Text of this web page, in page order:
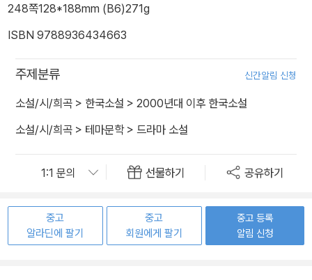
248쪽128*188mm (B6)271g
ISBN 9788936434663
주제분류 신간알림 신청
소설/시/희곡 > 한국소설 > 2000년대 이후 한국소설
소설/시/희곡 > 테마문학> 드라마 소설
선물하기 공유하기
중고
알라딘에 팔기
중고
회원에게 팔기
중고 등록
알림 신청